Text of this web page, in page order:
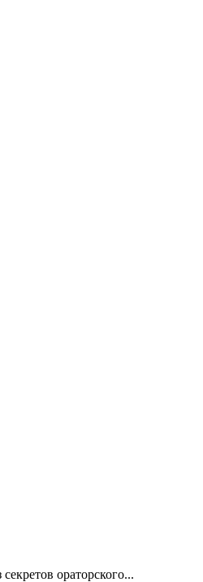
ораторского...